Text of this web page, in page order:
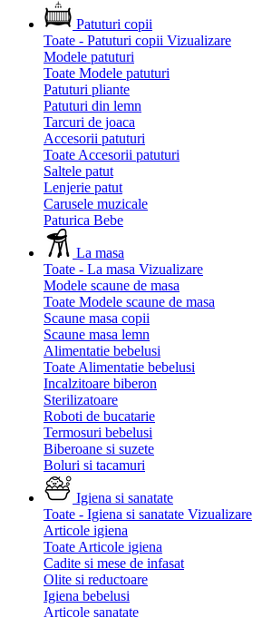
Patuturi copii
Toate - Patuturi copii Vizualizare
Modele patuturi
Toate Modele patuturi
Patuturi pliante
Patuturi din lemn
Tarcuri de joaca
Accesorii patuturi
Toate Accesorii patuturi
Saltele patut
Lenjerie patut
Carusele muzicale
Paturica Bebe
La masa
Toate - La masa Vizualizare
Modele scaune de masa
Toate Modele scaune de masa
Scaune masa copii
Scaune masa lemn
Alimentatie bebelusi
Toate Alimentatie bebelusi
Incalzitoare biberon
Sterilizatoare
Roboti de bucatarie
Termosuri bebelusi
Biberoane si suzete
Boluri si tacamuri
Igiena si sanatate
Toate - Igiena si sanatate Vizualizare
Articole igiena
Toate Articole igiena
Cadite si mese de infasat
Olite si reductoare
Igiena bebelusi
Articole sanatate